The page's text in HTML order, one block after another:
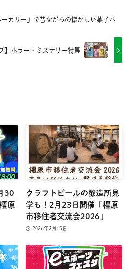
ーカリー」で昔ながらの懐かしい菓子パ
】ホラー・ミステリー特集
30
原
クラフトビールの醸造所見
学も！2月23日開催「橿原
市移住者交流会2026」
2026年2月15日